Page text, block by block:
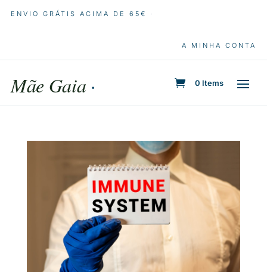
ENVIO GRÁTIS ACIMA DE 65€ ·
A MINHA CONTA
Mãe Gaia · 0 Items